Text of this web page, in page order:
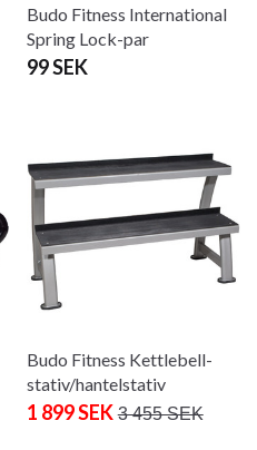
Budo Fitness International
Spring Lock-par
99 SEK
Budo Fitness Kettlebell-
stativ/hantelstativ
1 899 SEK 3 455 SEK